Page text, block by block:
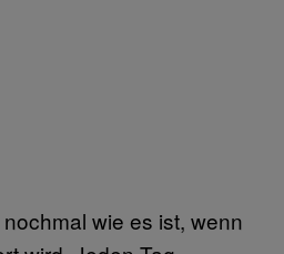
wie es ist, wenn